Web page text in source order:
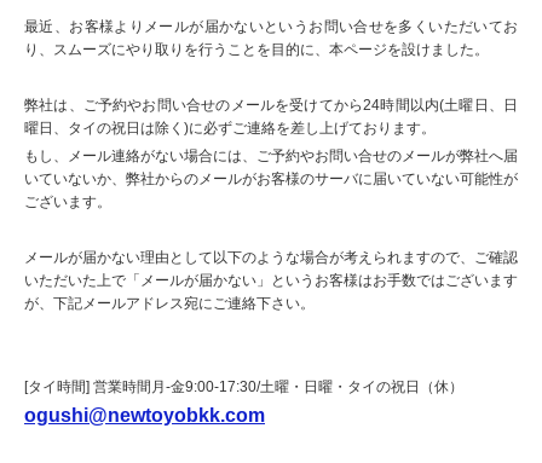
最近、お客様よりメールが届かないというお問い合せを多くいただいてお
り、スムーズにやり取りを行うことを目的に、本ページを設けました。
弊社は、ご予約やお問い合せのメールを受けてから24時間以内(土曜日、日
曜日、タイの祝日は除く)に必ずご連絡を差し上げております。
もし、メール連絡がない場合には、ご予約やお問い合せのメールが弊社へ届
いていないか、弊社からのメールがお客様のサーバに届いていない可能性が
ございます。
メールが届かない理由として以下のような場合が考えられますので、ご確認
いただいた上で「メールが届かない」というお客様はお手数ではございます
が、下記メールアドレス宛にご連絡下さい。
[タイ時間] 営業時間月-金9:00-17:30/土曜・日曜・タイの祝日（休）
ogushi@newtoyobkk.com